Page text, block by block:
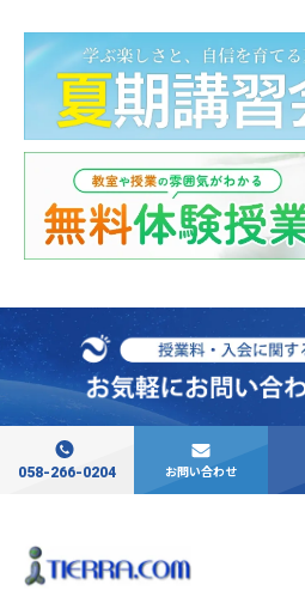
058-266-0204 お問い合わせ